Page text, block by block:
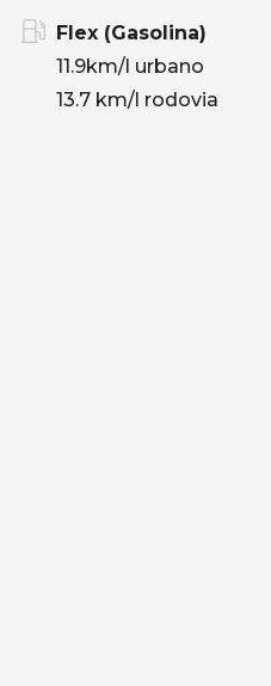
Flex (Gasolina)
11.9km/l urbano
13.7 km/l rodovia